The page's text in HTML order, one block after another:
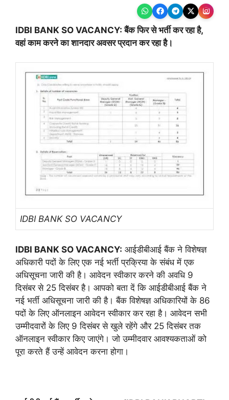
IDBI BANK SO VACANCY: बैंक फिर से भर्ती कर रहा है,
वहां काम करने का शानदार अवसर प्रदान कर रहा है।
IDBI BANK SO VACANCY
IDBI BANK SO VACANCY: आईडीबीआई बैंक ने विशेषज्ञ
अधिकारी पदों के लिए एक नई भर्ती प्रक्रिया के संबंध में एक
अधिसूचना जारी की है। आवेदन स्वीकार करने की अवधि 9
दिसंबर से 25 दिसंबर है। आपको बता दें कि आईडीबीआई बैंक ने
नई भर्ती अधिसूचना जारी की है। बैंक विशेषज्ञ अधिकारियों के 86
पदों के लिए ऑनलाइन आवेदन स्वीकार कर रहा है। आवेदन सभी
उम्मीदवारों के लिए 9 दिसंबर से खुले रहेंगे और 25 दिसंबर तक
ऑनलाइन स्वीकार किए जाएंगे। जो उम्मीदवार आवश्यकताओं को
पूरा करते हैं उन्हें आवेदन करना होगा।